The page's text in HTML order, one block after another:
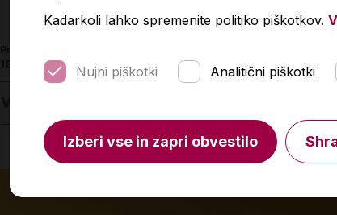
Predvidena dobava:
18. 8. 2026*
V košarico
21,70 €
15. 8.
Kadarkoli lahko spremenite politiko piškotkov.
Nujni piškotki Analitični piškotki
Izberi vse in zapri obvestilo